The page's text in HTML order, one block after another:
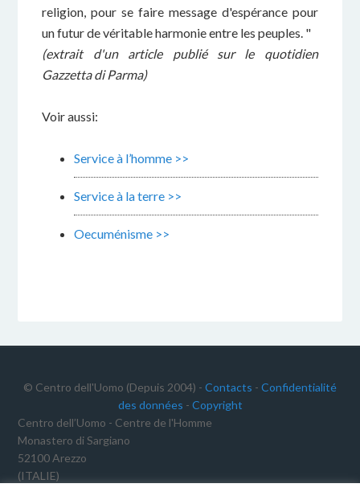
religion, pour se faire message d'espérance pour
un futur de véritable harmonie entre les peuples. "
(extrait d'un article publié sur le quotidien
Gazzetta di Parma)
Voir aussi:
Service à l’homme >>
Service à la terre >>
Oecuménisme >>
© Centro dell'Uomo (Depuis 2004) - Contacts - Confidentialité
des données - Copyright
Centro dell’Uomo - Centre de l'Homme
Monastero di Sargiano
52100 Arezzo
(ITALIE)